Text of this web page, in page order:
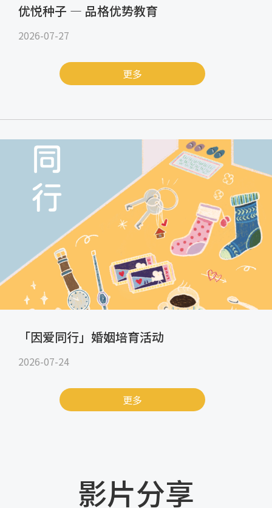
优悦种子 — 品格优势教育
2026-07-27
更多
「因爱同行」婚姻培育活动
2026-07-24
更多
影片分享